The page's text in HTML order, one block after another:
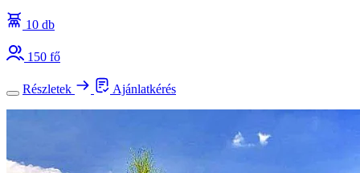
10 db
150 fő
Részletek Ajánlatkérés